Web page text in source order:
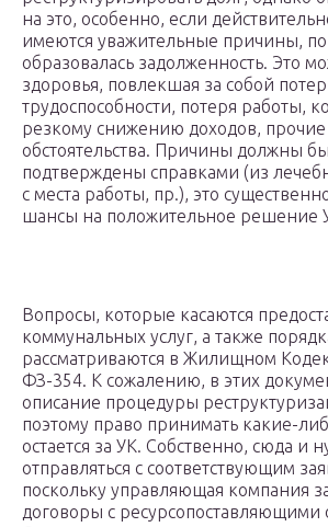
на это, особенно, если
имеются уважительные причины,
образовалась задолженность. Это
здоровья, повлекшая за собой
трудоспособности, потеря работы,
резкому снижению доходов,
обстоятельства. Причины должны
подтверждены справками (из
с места работы, пр.), это
шансы на положительное решение
Вопросы, которые касаются
коммунальных услуг, а также
рассматриваются в Жилищном
ФЗ-354. К сожалению, в этих
описание процедуры
поэтому право принимать какие-
остается за УК. Собственно, сюда и
отправляться с соответствующим
поскольку управляющая компания
договоры с ресурсопоставляющими